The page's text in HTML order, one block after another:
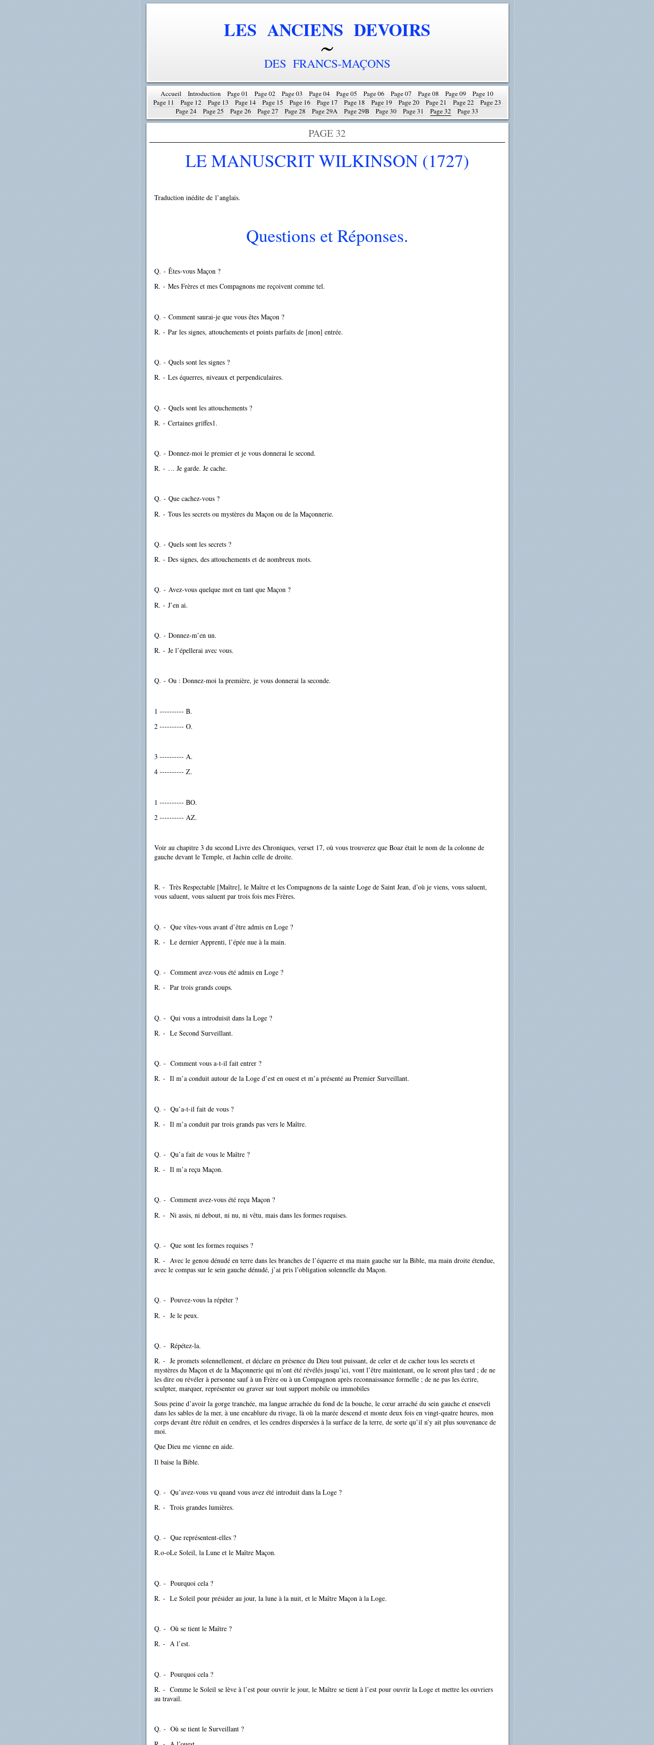
LES ANCIENS DEVOIRS
DES FRANCS-MAÇONS
Accueil Introduction Page 01 Page 02 Page 03 Page 04 Page 05 Page 06 Page 07 Page 08 Page 09
Page 10
Page 11
Page 12 Page 13 Page 14 Page 15 Page 16 Page 17 Page 18 Page 19 Page 20 Page 21 Page 22
Page 23
Page 24
Page 25 Page 26 Page 27 Page 28 Page 29A Page 29B Page 30 Page 31 Page 32 Page 33
PAGE 32
LE MANUSCRIT WILKINSON (1727)
Traduction inédite de l’anglais.
Questions et Réponses.
Q. - Êtes-vous Maçon ?
R. - Mes Frères et mes Compagnons me reçoivent comme tel.
Q. - Comment saurai-je que vous êtes Maçon ?
R. - Par les signes, attouchements et points parfaits de [mon] entrée.
Q. - Quels sont les signes ?
R. - Les équerres, niveaux et perpendiculaires.
Q. - Quels sont les attouchements ?
R. - Certaines griffes1.
Q. - Donnez-moi le premier et je vous donnerai le second.
R. - … Je garde. Je cache.
Q. - Que cachez-vous ?
R. - Tous les secrets ou mystères du Maçon ou de la Maçonnerie.
Q. - Quels sont les secrets ?
R. - Des signes, des attouchements et de nombreux mots.
Q. - Avez-vous quelque mot en tant que Maçon ?
R. - J’en ai.
Q. - Donnez-m’en un.
R. - Je l’épellerai avec vous.
Q. - Ou : Donnez-moi la première, je vous donnerai la seconde.
1 ---------- B.
2 ---------- O.
3 ---------- A.
4 ---------- Z.
1 ---------- BO.
2 ---------- AZ.
Voir au chapitre 3 du second Livre des Chroniques, verset 17, où vous trouverez que Boaz était le nom de la colonne de
gauche devant le Temple, et Jachin celle de droite.
R. - Très Respectable [Maître], le Maître et les Compagnons de la sainte Loge de Saint Jean, d’où je viens, vous saluent,
vous saluent, vous saluent par trois fois mes Frères.
Q. - Que vîtes-vous avant d’être admis en Loge ?
R. - Le dernier Apprenti, l’épée nue à la main.
Q. - Comment avez-vous été admis en Loge ?
R. - Par trois grands coups.
Q. - Qui vous a introduisit dans la Loge ?
R. - Le Second Surveillant.
Q. - Comment vous a-t-il fait entrer ?
R. - Il m’a conduit autour de la Loge d’est en ouest et m’a présenté au Premier Surveillant.
Q. - Qu’a-t-il fait de vous ?
R. - Il m’a conduit par trois grands pas vers le Maître.
Q. - Qu’a fait de vous le Maître ?
R. - Il m’a reçu Maçon.
Q. - Comment avez-vous été reçu Maçon ?
R. - Ni assis, ni debout, ni nu, ni vêtu, mais dans les formes requises.
Q. - Que sont les formes requises ?
R. - Avec le genou dénudé en terre dans les branches de l’équerre et ma main gauche sur la Bible, ma main droite étendue,
avec le compas sur le sein gauche dénudé, j’ai pris l’obligation solennelle du Maçon.
Q. - Pouvez-vous la répéter ?
R. - Je le peux.
Q. - Répétez-la.
R. - Je promets solennellement, et déclare en présence du Dieu tout puissant, de celer et de cacher tous les secrets et
mystères du Maçon et de la Maçonnerie qui m’ont été révélés jusqu’ici, vont l’être maintenant, ou le seront plus tard ; de ne
les dire ou révéler à personne sauf à un Frère ou à un Compagnon après reconnaissance formelle ; de ne pas les écrire,
sculpter, marquer, représenter ou graver sur tout support mobile ou immobiles
Sous peine d’avoir la gorge tranchée, ma langue arrachée du fond de la bouche, le cœur arraché du sein gauche et enseveli
dans les sables de la mer, à une encablure du rivage, là où la marée descend et monte deux fois en vingt-quatre heures, mon
corps devant être réduit en cendres, et les cendres dispersées à la surface de la terre, de sorte qu’il n’y ait plus souvenance de
moi.
Que Dieu me vienne en aide.
Il baise la Bible.
Q. - Qu’avez-vous vu quand vous avez été introduit dans la Loge ?
R. - Trois grandes lumières.
Q. - Que représentent-elles ?
R.o-oLe Soleil, la Lune et le Maître Maçon.
Q. - Pourquoi cela ?
R. - Le Soleil pour présider au jour, la lune à la nuit, et le Maître Maçon à la Loge.
Q. - Où se tient le Maître ?
R. - A l’est.
Q. - Pourquoi cela ?
R. - Comme le Soleil se lève à l’est pour ouvrir le jour, le Maître se tient à l’est pour ouvrir la Loge et mettre les ouvriers
au travail.
Q. - Où se tient le Surveillant ?